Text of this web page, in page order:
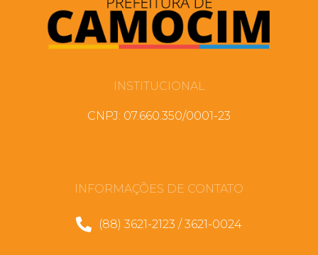
INSTITUCIONAL
CNPJ: 07.660.350/0001-23
INFORMAÇÕES DE CONTATO
(88) 3621-2123 / 3621-0024